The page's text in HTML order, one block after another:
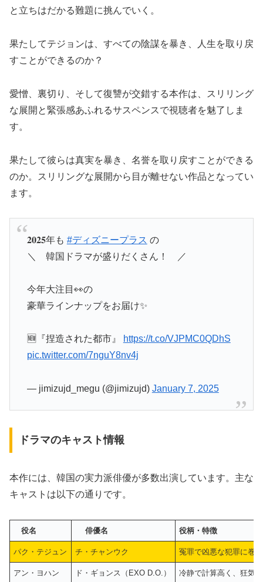
と立ちはだかる難題に挑んでいく。
果たしてテジョンは、すべての陰謀を暴き、人生を取り戻
すことができるのか？
愛憎、裏切り、そして復讐が交錯する本作は、スリリング
な展開と緊張感あふれるサスペンスで視聴者を魅了しま
す。
果たして彼らは真実を暴き、名誉を取り戻すことができる
のか。スリリングな展開から目が離せない作品となってい
ます。
ㅤ𝟐𝟎𝟐𝟓年も #ディズニープラス の
＼ 韓国ドラマが盛りだくさん！ ／
今年大注目👀の
豪華ラインナップをお届け✨
🆕『捏造された都市』
https://t.co/VJPMC0QDhS
pic.twitter.com/7nguY8nv4j
— jimizujd_megu (@jimizujd) January 7, 2025
ドラマのキャスト情報
本作には、韓国の実力派俳優が多数出演しています。主な
キャストは以下の通りです。
役名 俳優名 役柄・特徴
パク・テジュン チ・チャンウク 冤罪で凶悪な犯罪に巻
アン・ヨハン ド・ギョンス（EXO D.O.） 冷静で計算高く、狂気